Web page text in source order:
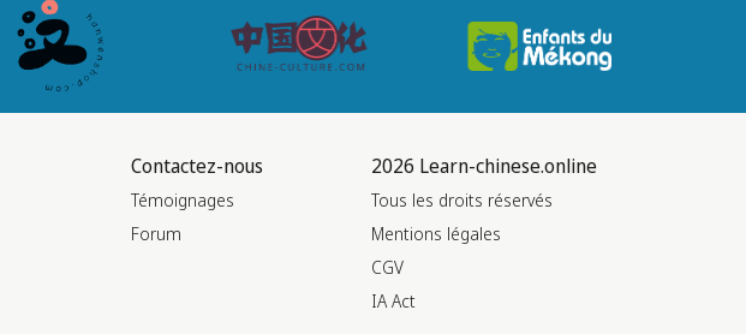
Contactez-nous
Témoignages
Forum
2026 Learn-chinese.online
Tous les droits réservés
Mentions légales
CGV
IA Act